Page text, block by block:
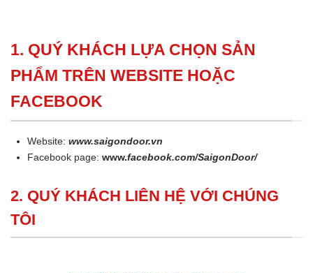
1. QUÝ KHÁCH LỰA CHỌN SẢN
PHẨM TRÊN WEBSITE HOẶC
FACEBOOK
Website:www.saigondoor.vn
Facebook page:www.facebook.com/SaigonDoor/
2. QUÝ KHÁCH LIÊN HỆ VỚI CHÚNG
TÔI